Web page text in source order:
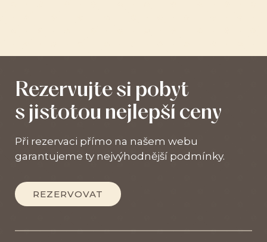
Rezervujte si pobyt
s jistotou nejlepší ceny
Při rezervaci přímo na našem webu
garantujeme ty nejvýhodnější podmínky.
REZERVOVAT